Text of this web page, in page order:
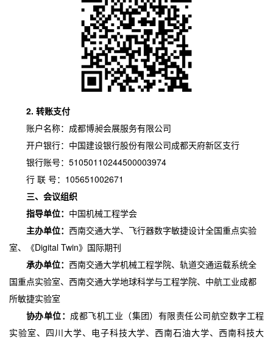
2. 转账支付
账户名称：成都博昶会展服务有限公司
开户银行：中国建设银行股份有限公司成都天府新区支行
银行账号： 51050110244500003974
行 联 号： 105651002671
三、 会议组织
指导单位： 中国机械工程学会
主办单位：
西南交通大学、飞行器数字敏捷设计全国重点实验
室、《Digital Twin》国际期刊
承办单位： 西南交通大学机械工程学院、轨道交通运载系统全
国重点实验室、西南交通大学地球科学与工程学院、中航工业成都
所敏捷实验室
协办单位：
成都飞机工业（集团）有限责任公司航空数字工程
实验室、四川大学、电子科技大学、西南石油大学、西南科技大